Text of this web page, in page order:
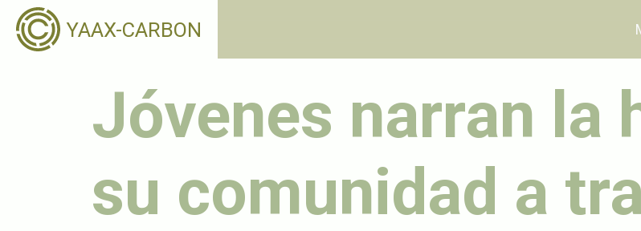
YAAX-CARBON
Jóvenes narran la
su comunidad a